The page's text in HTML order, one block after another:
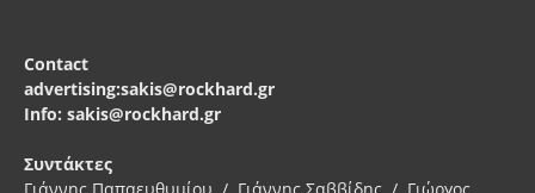
Contact
advertising:sakis@rockhard.gr
Info: sakis@rockhard.gr
Συντάκτες